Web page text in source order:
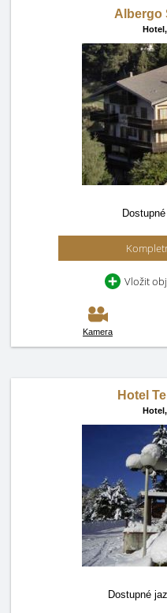
Albergo
Hotel,
Vložit
Kamera
Hotel
Hotel,
Dostupné